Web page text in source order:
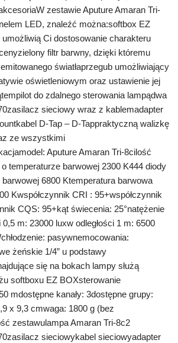
zestawie Aputure Amaran Tri-
LED, znaleźć można:softbox EZ
Ci dostosowanie charakteru
filtr barwny, dzięki któremu
światłaprzegub umożliwiający
oświetleniowym oraz ustawienie jej
do zdalnego sterowania lampądwa
sieciowy wraz z kablemadapter
D-Tap – D-Tappraktyczną walizkę
ze wszystkimi
Aputure Amaran Tri-8cilość
temperaturze barwowej 2300 K444 diody
6800 Ktemperatura barwowa
Kwspółczynnik CRI : 95+współczynnik
CQS: 95+kąt świecenia: 25°natężenie
0,5 m: 23000 luxw odległości 1 m: 6500
pasywnemocowania:
żeńskie 1/4” u podstawy
się na bokach lampy służą
softboxu EZ BOXsterowanie
mdostępne kanały: 3dostępne grupy:
x 9,3 cmwaga: 1800 g (bez
zestawulampa Amaran Tri-8c2
sieciowykabel sieciowyadapter